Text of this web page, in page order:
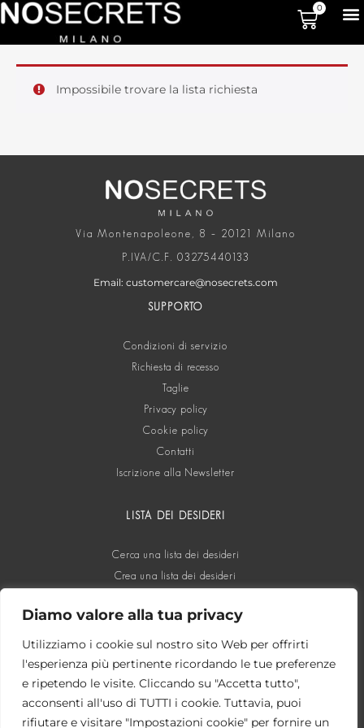
Diamo valore alla tua privacy
Utilizziamo i cookie sul nostro sito Web per offrirti
l'esperienza più pertinente ricordando le tue preferenze
e ripetendo le visite. Cliccando su "Accetta tutto",
acconsenti all'uso di TUTTI i cookie. Tuttavia, puoi
rifiutare e visitare "Impostazioni cookie" per fornire un
0
Impossibile trovare la lista richiesta
Via Montenapoleone, 8 – 20121 Milano
P.IVA/C.F. 03275440133
Email: customercare@nosecrets.com
SUPPORTO
Condizioni di servizio
Richiesta di recesso
Taglie
Privacy policy
Cookie policy
Contatti
Iscrizione alla Newsletter
LISTA DEI DESIDERI
Cerca una lista dei desideri
Crea una lista dei desideri
SOCIAL